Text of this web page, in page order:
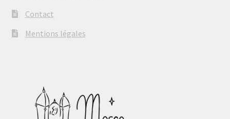
Contact
Mentions légales